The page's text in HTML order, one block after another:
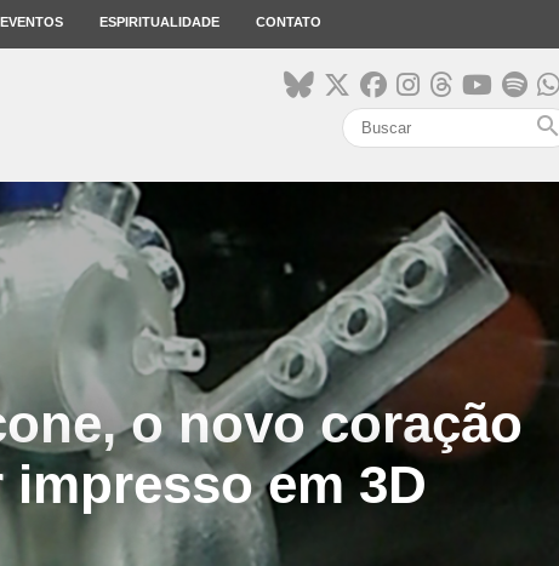
EVENTOS ESPIRITUALIDADE CONTATO
search
o novo coração
em 3D